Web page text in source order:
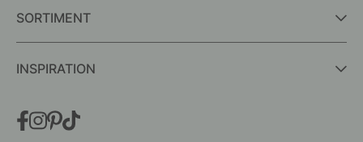
SORTIMENT
INSPIRATION